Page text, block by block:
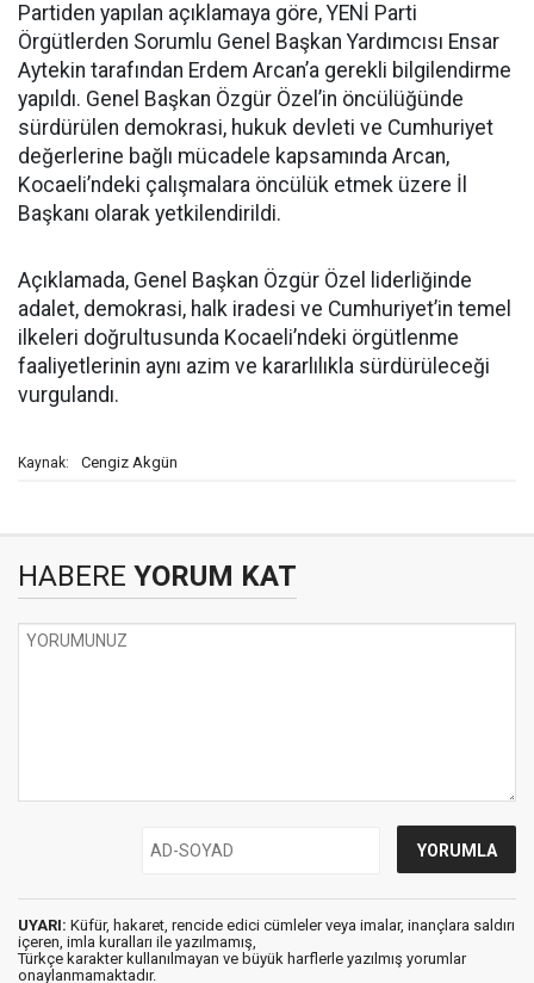
Partiden yapılan açıklamaya göre, YENİ Parti
Örgütlerden Sorumlu Genel Başkan Yardımcısı Ensar
Aytekin tarafından Erdem Arcan’a gerekli bilgilendirme
yapıldı. Genel Başkan Özgür Özel’in öncülüğünde
sürdürülen demokrasi, hukuk devleti ve Cumhuriyet
değerlerine bağlı mücadele kapsamında Arcan,
Kocaeli’ndeki çalışmalara öncülük etmek üzere İl
Başkanı olarak yetkilendirildi.
Açıklamada, Genel Başkan Özgür Özel liderliğinde
adalet, demokrasi, halk iradesi ve Cumhuriyet’in temel
ilkeleri doğrultusunda Kocaeli’ndeki örgütlenme
faaliyetlerinin aynı azim ve kararlılıkla sürdürüleceği
vurgulandı.
Kaynak: Cengiz Akgün
HABERE YORUM KAT
UYARI: Küfür, hakaret, rencide edici cümleler veya imalar, inançlara saldırı
içeren, imla kuralları ile yazılmamış,
Türkçe karakter kullanılmayan ve büyük harflerle yazılmış yorumlar
onaylanmamaktadır.